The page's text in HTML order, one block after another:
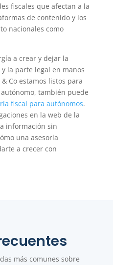
fiscales que afectan a la
de contenido y los
nacionales como
a crear y dejar la
la parte legal en manos
Co estamos listos para
también puede
fiscal para autónomos.
en la web de la
información sin
una asesoría
a crecer con
más comunes sobre